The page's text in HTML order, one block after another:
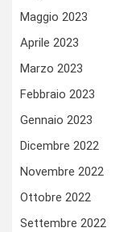
Maggio 2023
Aprile 2023
Marzo 2023
Febbraio 2023
Gennaio 2023
Dicembre 2022
Novembre 2022
Ottobre 2022
Settembre 2022